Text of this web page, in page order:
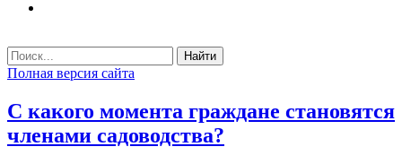
Найти
Полная версия сайта
С какого момента граждане становятся
членами садоводства?